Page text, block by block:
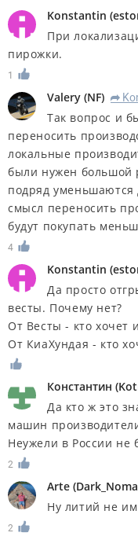
Konstantin (
При
пирожки.
1
Valery (NF) R
Так вопрос и
переносить
локальные
были нужен большой
подряд уменьшаются
смысл переносить
будут покупать
4
Konstantin (
Да просто
весты. Почему нет?
От Весты - кто хочет
От КиаХундая - кто
Константин (
Да кто ж это
машин
Неужели в России не
2
Arte (
Ну литий не
2